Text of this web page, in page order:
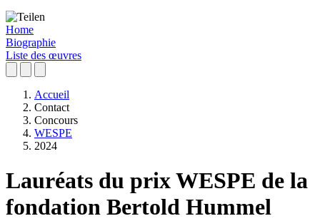
Home
Biographie
Liste des œuvres
Accueil
Contact
Concours
WESPE
2024
Lauréats du prix WESPE de la
fondation Bertold Hummel